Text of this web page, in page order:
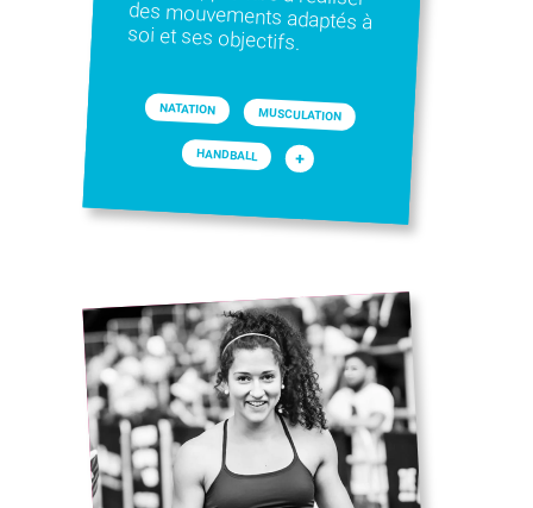
soi et ses objectifs.
NATATION MUSCULATION
HANDBALL +